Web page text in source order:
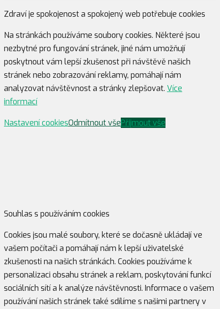
Zdraví je spokojenost a spokojený web potřebuje cookies
Na stránkách používáme soubory cookies. Některé jsou
nezbytné pro fungování stránek, jiné nám umožňují
poskytnout vám lepší zkušenost při návštěvě našich
stránek nebo zobrazování reklamy, pomáhají nám
analyzovat návštěvnost a stránky zlepšovat. Více
informací
Nastavení cookiesOdmítnout všePřijmout vše
Souhlas s používáním cookies
Cookies jsou malé soubory, které se dočasně ukládají ve
vašem počítači a pomáhají nám k lepší uživatelské
zkušenosti na našich stránkách. Cookies používáme k
personalizaci obsahu stránek a reklam, poskytování funkcí
sociálních sítí a k analýze návštěvnosti. Informace o vašem
používání našich stránek také sdílíme s našimi partnery v